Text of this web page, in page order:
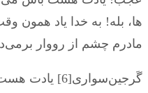
ها، بله! به خدا یاد همون
مادرم چشم از رووار
گَرجین‌سواری[6] یادت هست؟